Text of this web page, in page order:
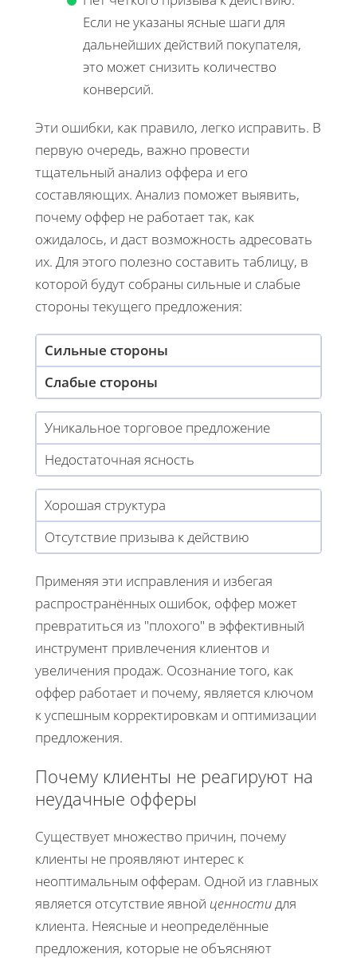
Если не указаны ясные шаги для
дальнейших действий покупателя,
это может снизить количество
конверсий.
Эти ошибки, как правило, легко исправить. В
первую очередь, важно провести
тщательный анализ оффера и его
составляющих. Анализ поможет выявить,
почему оффер не работает так, как
ожидалось, и даст возможность адресовать
их. Для этого полезно составить таблицу, в
которой будут собраны сильные и слабые
стороны текущего предложения:
Сильные стороны
Слабые стороны
Уникальное торговое предложение
Недостаточная ясность
Хорошая структура
Отсутствие призыва к действию
Применяя эти исправления и избегая
распространённых ошибок, оффер может
превратиться из "плохого" в эффективный
инструмент привлечения клиентов и
увеличения продаж. Осознание того, как
оффер работает и почему, является ключом
к успешным корректировкам и оптимизации
предложения.
Почему клиенты не реагируют на
неудачные офферы
Cуществует множество причин, почему
клиенты не проявляют интерес к
неоптимальным офферам. Одной из главных
является отсутствие явной ценностидля
клиента. Неясные и неопределённые
предложения, которые не объясняют